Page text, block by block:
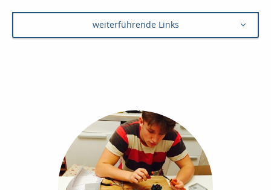
weiterführende Links